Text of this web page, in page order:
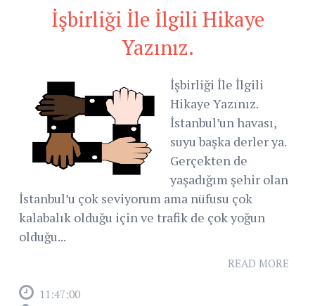
İşbirliği İle İlgili Hikaye
Yazınız.
İşbirliği İle İlgili
Hikaye Yazınız.
İstanbul’un havası,
suyu başka derler ya.
Gerçekten de
yaşadığım şehir olan
İstanbul’u çok seviyorum ama nüfusu çok
kalabalık olduğu için ve trafik de çok yoğun
olduğu...
READ MORE
11:47:00